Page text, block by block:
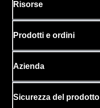
Risorse
Prodotti e ordini
Azienda
Sicurezza del prodotto